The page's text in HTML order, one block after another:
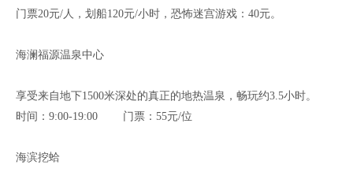
门票20元/人，划船120元/小时，恐怖迷宫游戏：40元。
海澜福源温泉中心
享受来自地下1500米深处的真正的地热温泉，畅玩约3.5小时。
时间：9:00-19:00 门票：55元/位
海滨挖蛤